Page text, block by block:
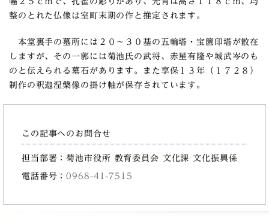
整のとれた仏像は室町末期の作と推定されます。
本堂裏手の墓所には２０～３０基の五輪塔・宝篋印塔が散在
しますが、その一郭には菊池氏の武将、赤星有隆や城武岑のも
のと伝えられる墓石があります。また享保１３年（１７２８）
制作の釈迦涅槃像の掛け軸が保存されています。
この記事へのお問合せ
担当部署：菊池市役所 教育委員会 文化課 文化振興係
電話番号：0968-41-7515